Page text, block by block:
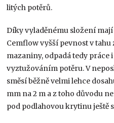
litých potěrů.
Díky vyladěnému složení
Cemflow vyšší pevnost v
mazaniny, odpadá tedy
vyztužováním potěru. V
směsí běžně velmi lehce
mm na 2 m a z toho důvodu
pod podlahovou krytinu ještě